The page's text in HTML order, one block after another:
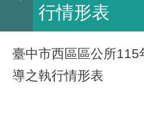
行情形表
臺中市西區區公所
導之執行情形表